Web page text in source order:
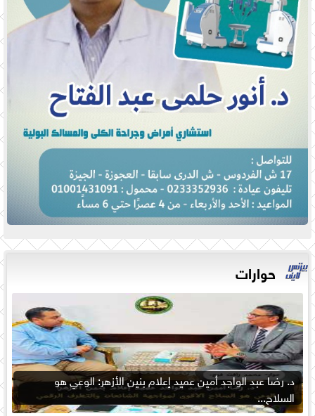
حوارات
د. رضا عبد الواجد أمين عميد إعلام بنين الأزهر: الوعي هو
السلاح...